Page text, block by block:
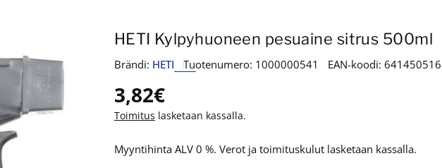
HETI Kylpyhuoneen pesuaine sitrus 500ml
Brändi: HETI Tuotenumero: 1000000541 EAN-koodi:
Normaalihinta
3,82€
Toimitus lasketaan kassalla.
Myyntihinta ALV 0 %. Verot ja toimituskulut lasketaan kassalla.